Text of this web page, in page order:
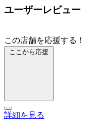
ユーザーレビュー
この店舗を応援する！
ここから応援
詳細を見る